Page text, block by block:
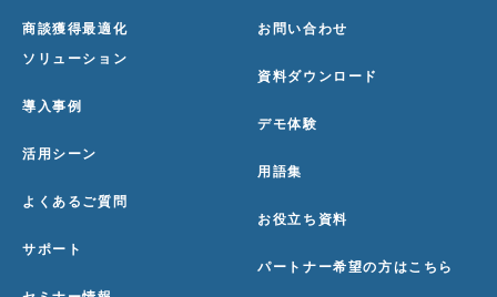
商談獲得最適化
ソリューション
導入事例
活用シーン
よくあるご質問
サポート
お問い合わせ
資料ダウンロード
デモ体験
用語集
お役立ち資料
パートナー希望の方はこちら